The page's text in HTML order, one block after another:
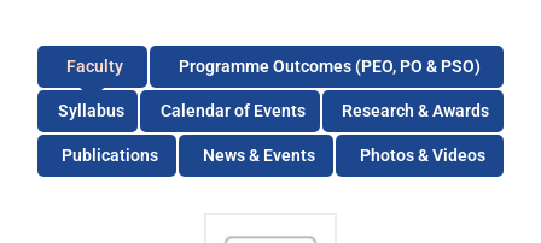
Faculty Programme Outcomes (PEO, PO & PSO)
Syllabus Calendar of Events Research & Awards
Publications News & Events Photos & Videos